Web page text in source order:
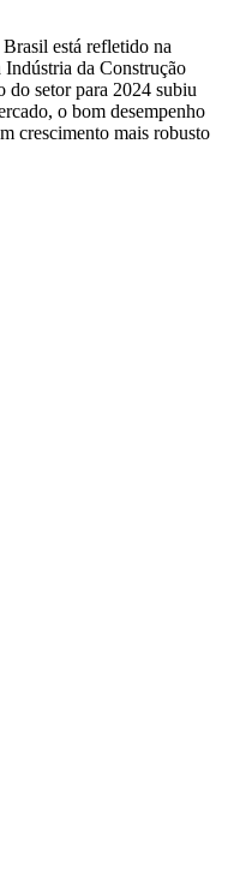
está refletido na
da Construção
do setor para 2024 subiu
o bom desempenho
crescimento mais robusto